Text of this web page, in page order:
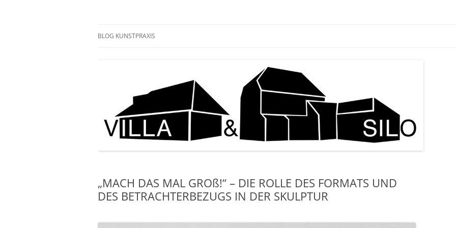
BLOG KUNSTPRAXIS
„MACH DAS MAL GROß!“ – DIE ROLLE DES FORMATS UND
DES BETRACHTERBEZUGS IN DER SKULPTUR